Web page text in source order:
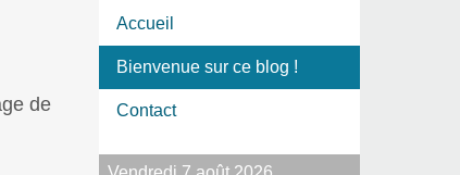
de
Accueil
Bienvenue sur ce blog !
Contact